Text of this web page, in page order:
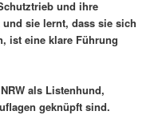
und ihre
sie lernt, dass sie sich
ist eine klare Führung
als Listenhund,
geknüpft sind.